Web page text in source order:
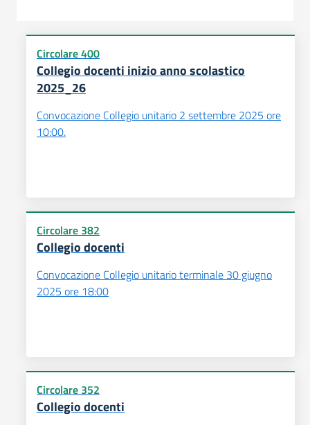
Circolare 400
Collegio docenti inizio anno scolastico
2025_26
Convocazione Collegio unitario 2 settembre 2025 ore
10:00.
Circolare 382
Collegio docenti
Convocazione Collegio unitario terminale 30 giugno
2025 ore 18:00
Circolare 352
Collegio docenti